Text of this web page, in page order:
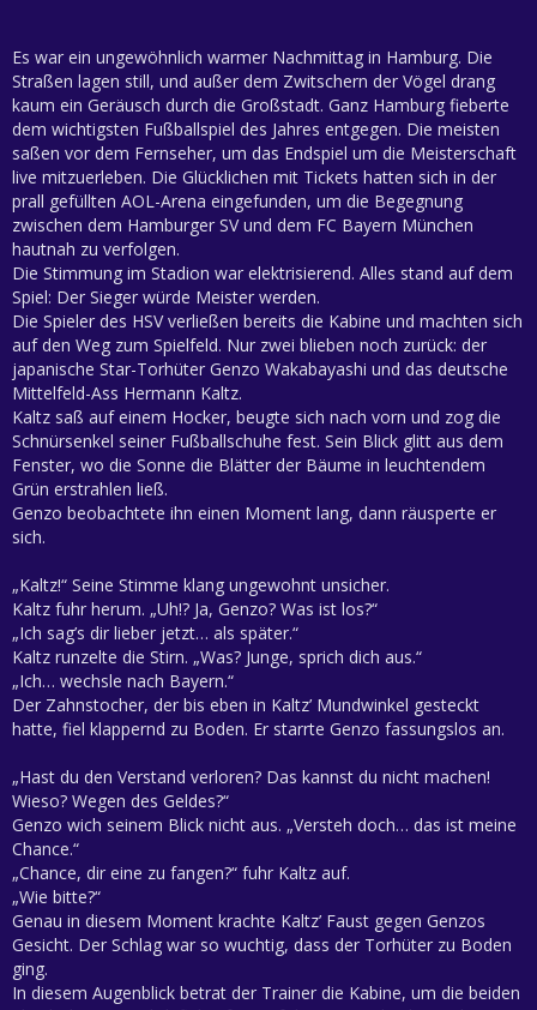
Es war ein ungewöhnlich warmer Nachmittag in Hamburg. Die
Straßen lagen still, und außer dem Zwitschern der Vögel drang
kaum ein Geräusch durch die Großstadt. Ganz Hamburg fieberte
dem wichtigsten Fußballspiel des Jahres entgegen. Die meisten
saßen vor dem Fernseher, um das Endspiel um die Meisterschaft
live mitzuerleben. Die Glücklichen mit Tickets hatten sich in der
prall gefüllten AOL-Arena eingefunden, um die Begegnung
zwischen dem Hamburger SV und dem FC Bayern München
hautnah zu verfolgen.
Die Stimmung im Stadion war elektrisierend. Alles stand auf dem
Spiel: Der Sieger würde Meister werden.
Die Spieler des HSV verließen bereits die Kabine und machten sich
auf den Weg zum Spielfeld. Nur zwei blieben noch zurück: der
japanische Star-Torhüter Genzo Wakabayashi und das deutsche
Mittelfeld-Ass Hermann Kaltz.
Kaltz saß auf einem Hocker, beugte sich nach vorn und zog die
Schnürsenkel seiner Fußballschuhe fest. Sein Blick glitt aus dem
Fenster, wo die Sonne die Blätter der Bäume in leuchtendem
Grün erstrahlen ließ.
Genzo beobachtete ihn einen Moment lang, dann räusperte er
sich.
„Kaltz!“ Seine Stimme klang ungewohnt unsicher.
Kaltz fuhr herum. „Uh!? Ja, Genzo? Was ist los?“
„Ich sag’s dir lieber jetzt… als später.“
Kaltz runzelte die Stirn. „Was? Junge, sprich dich aus.“
„Ich… wechsle nach Bayern.“
Der Zahnstocher, der bis eben in Kaltz’ Mundwinkel gesteckt
hatte, fiel klappernd zu Boden. Er starrte Genzo fassungslos an.
„Hast du den Verstand verloren? Das kannst du nicht machen!
Wieso? Wegen des Geldes?“
Genzo wich seinem Blick nicht aus. „Versteh doch… das ist meine
Chance.“
„Chance, dir eine zu fangen?“ fuhr Kaltz auf.
„Wie bitte?“
Genau in diesem Moment krachte Kaltz’ Faust gegen Genzos
Gesicht. Der Schlag war so wuchtig, dass der Torhüter zu Boden
ging.
In diesem Augenblick betrat der Trainer die Kabine, um die beiden